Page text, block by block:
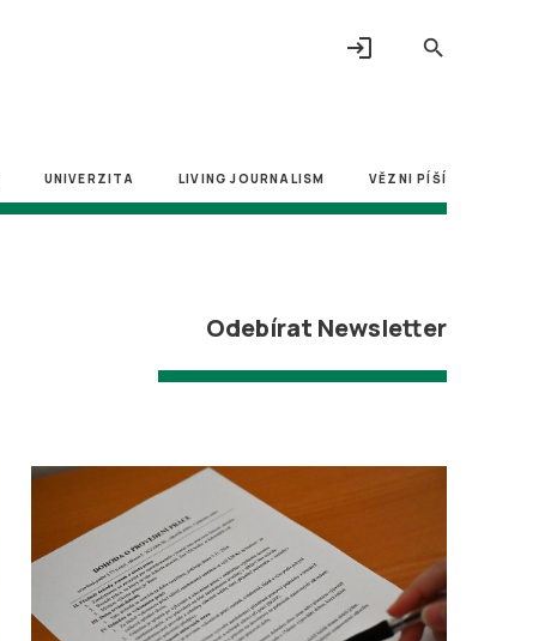
search
login
UNIVERZITA LIVING JOURNALISM VĚZNI PÍŠÍ
Odebírat Newsletter